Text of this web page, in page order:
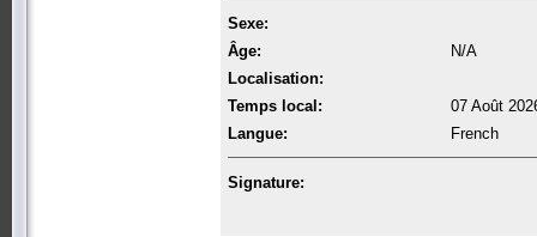
Sexe:
Âge:
N/A
Localisation:
Temps local:
07 Août
Langue:
French
Signature: